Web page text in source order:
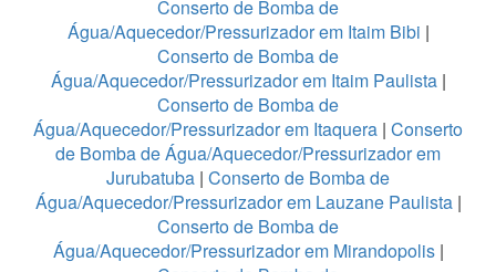
Conserto de Bomba de
Água/Aquecedor/Pressurizador em Itaim Bibi |
Conserto de Bomba de
Água/Aquecedor/Pressurizador em Itaim Paulista |
Conserto de Bomba de
Água/Aquecedor/Pressurizador em Itaquera | Conserto
de Bomba de Água/Aquecedor/Pressurizador em
Jurubatuba | Conserto de Bomba de
Água/Aquecedor/Pressurizador em Lauzane Paulista |
Conserto de Bomba de
Água/Aquecedor/Pressurizador em Mirandopolis|